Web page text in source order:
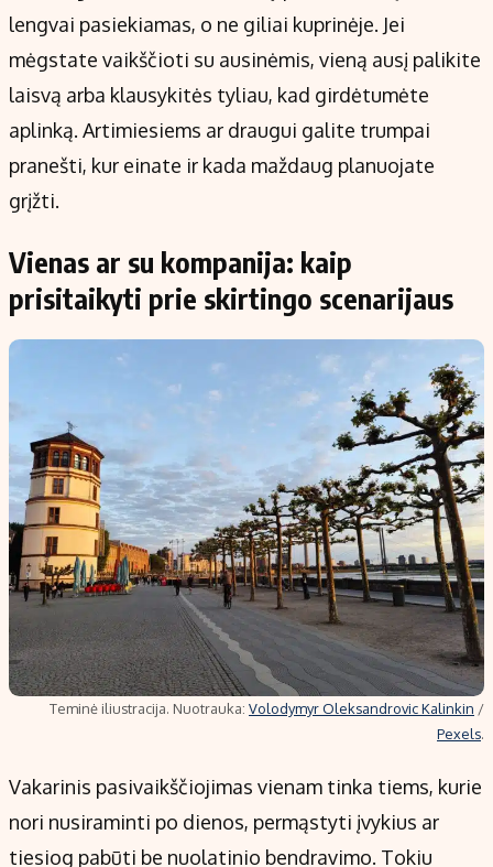
lengvai pasiekiamas, o ne giliai kuprinėje. Jei
mėgstate vaikščioti su ausinėmis, vieną ausį palikite
laisvą arba klausykitės tyliau, kad girdėtumėte
aplinką. Artimiesiems ar draugui galite trumpai
pranešti, kur einate ir kada maždaug planuojate
grįžti.
Vienas ar su kompanija: kaip
prisitaikyti prie skirtingo scenarijaus
Teminė iliustracija. Nuotrauka: Volodymyr Oleksandrovic Kalinkin /
Pexels.
Vakarinis pasivaikščiojimas vienam tinka tiems, kurie
nori nusiraminti po dienos, permąstyti įvykius ar
tiesiog pabūti be nuolatinio bendravimo. Tokiu